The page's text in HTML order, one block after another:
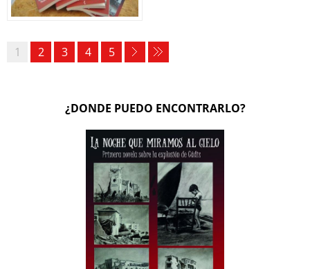
1 2 3 4 5
¿DONDE PUEDO ENCONTRARLO?